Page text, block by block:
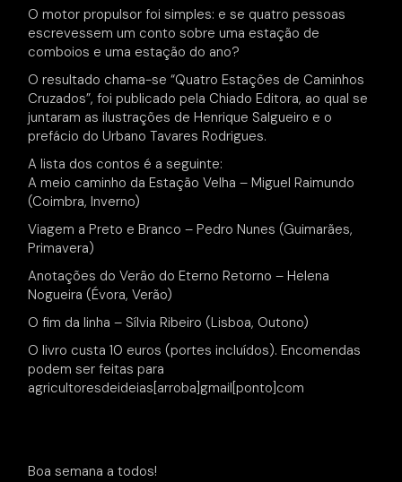
O motor propulsor foi simples: e se quatro pessoas
escrevessem um conto sobre uma estação de
comboios e uma estação do ano?
O resultado chama-se “Quatro Estações de Caminhos
Cruzados”, foi publicado pela Chiado Editora, ao qual se
juntaram as ilustrações de Henrique Salgueiro e o
prefácio do Urbano Tavares Rodrigues.
A lista dos contos é a seguinte:
A meio caminho da Estação Velha – Miguel Raimundo
(Coimbra, Inverno)
Viagem a Preto e Branco – Pedro Nunes (Guimarães,
Primavera)
Anotações do Verão do Eterno Retorno – Helena
Nogueira (Évora, Verão)
O fim da linha – Sílvia Ribeiro (Lisboa, Outono)
O livro custa 10 euros (portes incluídos). Encomendas
podem ser feitas para
agricultoresdeideias[arroba]gmail[ponto]com
Boa semana a todos!